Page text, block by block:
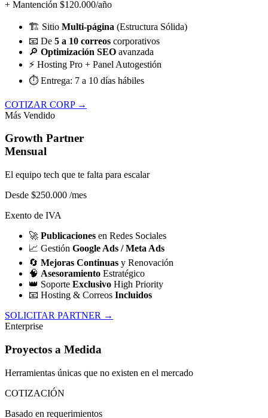
+ Mantención $120.000/año
🏗️ Sitio Multi-página (Estructura Sólida)
📧 De 5 a 10 correos corporativos
🔎 Optimización SEO avanzada
⚡ Hosting Pro + Panel Autogestión
⏱️ Entrega: 7 a 10 días hábiles
COTIZAR CORP →
Más Vendido
Growth Partner
Mensual
El equipo tech que te falta para escalar
Desde $250.000 /mes
Exento de IVA
🚀 Publicaciones en Redes Sociales
📈 Gestión Google Ads / Meta Ads
🔄 Mejoras Continuas y Renovación
🧠 Asesoramiento Estratégico
👑 Soporte Exclusivo High Priority
📧 Hosting & Correos Incluidos
SOLICITAR PARTNER →
Enterprise
Proyectos a Medida
Herramientas únicas que no existen en el mercado
COTIZACIÓN
Basado en requerimientos